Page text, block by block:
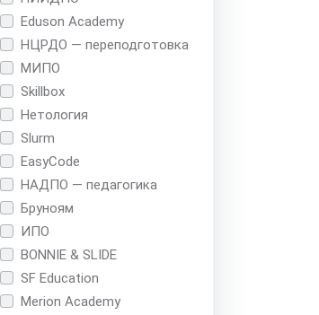
Eduson Academy
НЦРДО — переподготовка
МИПО
Skillbox
Нетология
Slurm
EasyCode
НАДПО — педагогика
Бруноям
ИПО
BONNIE & SLIDE
SF Education
Merion Academy